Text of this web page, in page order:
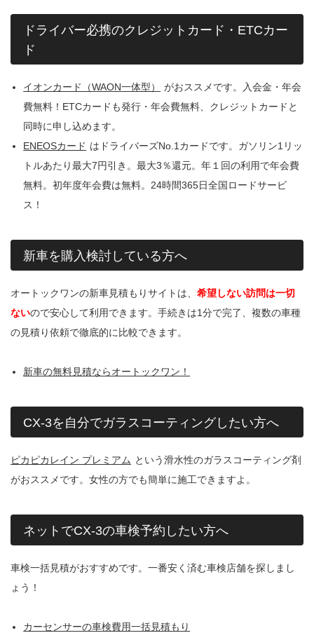
ドライバー必携のクレジットカード・ETCカー
ド
イオンカード（WAON一体型）
がおススメです。入会金・年会
費無料！ETCカードも発行・年会費無料、クレジットカードと
同時に申し込めます。
ENEOSカード はドライバーズNo.1カードです。ガソリン1リッ
トルあたり最大7円引き。最大3％還元。年１回の利用で年会費
無料。初年度年会費は無料。24時間365日全国ロードサービ
ス！
新車を購入検討している方へ
オートックワンの新車見積もりサイトは、 希望しない訪問は一切
ないので安心して利用できます。手続きは1分で完了、複数の車種
の見積り依頼で徹底的に比較できます。
新車の無料見積ならオートックワン！
CX-3を自分でガラスコーティングしたい方へ
ピカピカレイン プレミアム という滑水性のガラスコーティング剤
がおススメです。女性の方でも簡単に施工できますよ。
ネットでCX-3の車検予約したい方へ
車検一括見積がおすすめです。一番安く済む車検店舗を探しまし
ょう！
カーセンサーの車検費用一括見積もり